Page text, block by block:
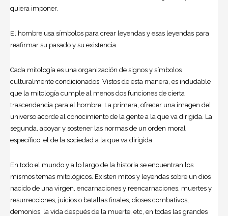
quiera imponer.
El hombre usa símbolos para crear leyendas y esas leyendas para
reafirmar su pasado y su existencia.
Cada mitología es una organización de signos y símbolos
culturalmente condicionados. Vistos de esta manera, es indudable
que la mitología cumple al menos dos funciones de cierta
trascendencia para el hombre. La primera, ofrecer una imagen del
universo acorde al conocimiento de la gente a la que va dirigida. La
segunda, apoyar y sostener las normas de un orden moral
específico: el de la sociedad a la que va dirigida.
En todo el mundo y a lo largo de la historia se encuentran los
mismos temas mitológicos. Existen mitos y leyendas sobre un dios
nacido de una virgen, encarnaciones y reencarnaciones, muertes y
resurrecciones, juicios o batallas finales, dioses combativos,
demonios, la vida después de la muerte, etc, en todas las grandes